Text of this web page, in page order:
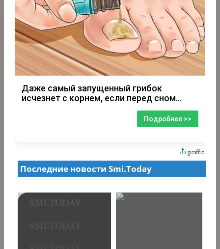
Даже самый запущенный грибок
исчезнет с корнем, если перед сном…
Подробнее >>